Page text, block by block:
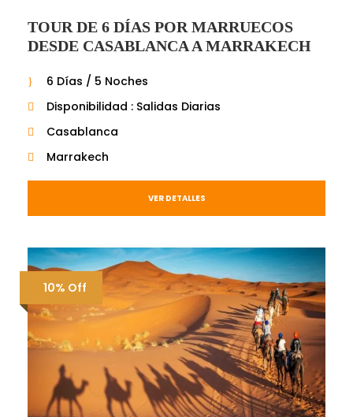
TOUR DE 6 DÍAS POR MARRUECOS
DESDE CASABLANCA A MARRAKECH
6 Días / 5 Noches
Disponibilidad : Salidas Diarias
Casablanca
Marrakech
VER DETALLES
10% Off